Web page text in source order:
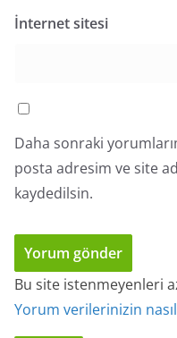
İnternet sitesi
Daha sonraki
posta adresim ve site
kaydedilsin.
Bu site istenmeyenleri
Yorum verilerinizin